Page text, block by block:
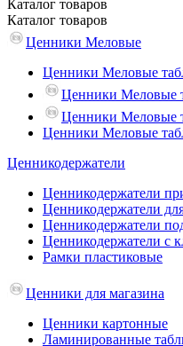
Каталог товаров
Каталог товаров
Ценники Меловые
Ценники Меловые
Ценники Меловые
Ценники Меловые
Ценники Меловые
Ценникодержатели
Ценникодержатели
Ценникодержатели
Ценникодержатели
Ценникодержатели с
Рамки пластиковые
Ценники для магазина
Ценники картонные
Ламинированные